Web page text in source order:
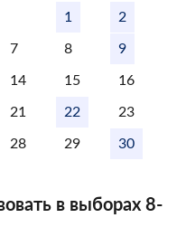
1 2
7 8 9
14 15 16
21 22 23
28 29 30
в выборах 8-